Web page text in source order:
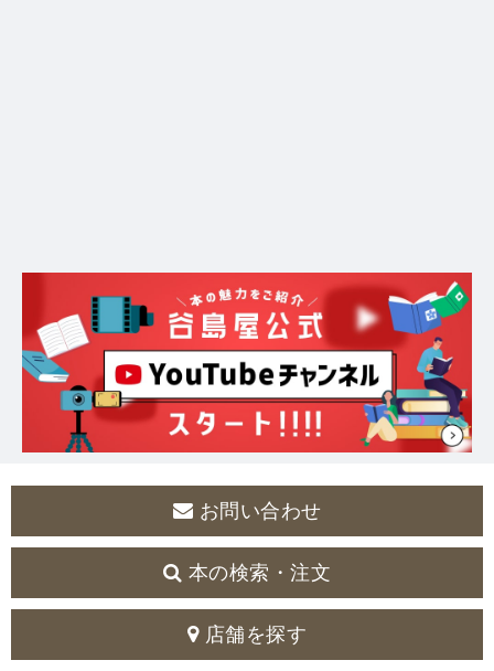
お問い合わせ
本の検索・注文
店舗を探す